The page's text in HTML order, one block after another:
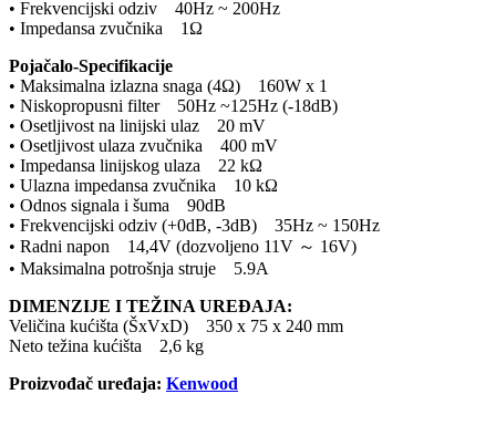
• Frekvencijski odziv 40Hz ~ 200Hz
• Impedansa zvučnika 1Ω
Pojačalo-Specifikacije
• Maksimalna izlazna snaga (4Ω) 160W x 1
• Niskopropusni filter 50Hz ~125Hz (-18dB)
• Osetljivost na linijski ulaz 20 mV
• Osetljivost ulaza zvučnika 400 mV
• Impedansa linijskog ulaza 22 kΩ
• Ulazna impedansa zvučnika 10 kΩ
• Odnos signala i šuma 90dB
• Frekvencijski odziv (+0dB, -3dB) 35Hz ~ 150Hz
• Radni napon 14,4V (dozvoljeno 11V ～ 16V)
• Maksimalna potrošnja struje 5.9A
DIMENZIJE I TEŽINA UREĐAJA:
Veličina kućišta (ŠxVxD) 350 x 75 x 240 mm
Neto težina kućišta 2,6 kg
Proizvođač uređaja: Kenwood